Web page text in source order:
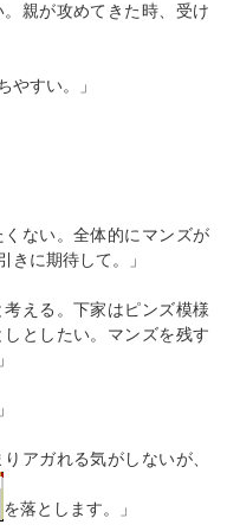
。親が攻めてきた時、受け
やすい。」
くない。全体的にマンズが
きに期待して。」
考える。下家はピンズ模様
としたい。マンズを残す
アガれる気がしないが、
を落とします。」